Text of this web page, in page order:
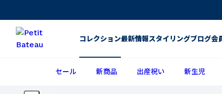
コレクション最新情報スタイリングブログ会
セール 新商品 出産祝い 新生児